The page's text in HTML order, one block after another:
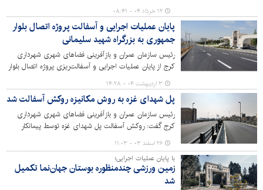
بافت‌های فرسوده شهری و محلات هدف خبر داد.
۱۲ خرداد ۰۴ - ۰۸:۴۱
پایان عملیات اجرایی و آسفالت پروژه اتصال بلوار
جمهوری به بزرگراه شهید سلیمانی
رئیس سازمان عمران و بازآفرینی فضاهای شهری شهرداری
کرج از پایان عملیات اجرایی و آسفالت‌ریزی پروژه اتصال بلوار
جمهوری اسلامی شمالی به بزرگراه شهید سلیمانی در راستای
کاهش بار ترافیکی بلوار مؤذن و دسترسی سریع و آسان به
بزرگراه شهید سلیمانی خبر داد.
۳ اردیبهشت ۰۴ - ۱۴:۲۸
پل شهدای غزه به روش مکانیزه روکش آسفالت شد
رئیس سازمان عمران و بازآفرینی فضاهای شهری شهرداری
کرج گفت: روکش آسفالت پل شهدای غزه توسط پیمانکار
مکانیزه سازمان عمران و بازآفرینی فضاهای شهری شهرداری
کرج در راستای تکمیل عملیات عمرانی احداث تقاطع
غیرهمسطح شهدای غزه، طبق برنامه‌ریزی و زمانبندی تعیین
شده، انجام شد.
۲۶ اسفند ۰۳ - ۱۱:۰۳
با پایان عملیات اجرایی؛
زمین ورزشی چندمنظوره بوستان جهان‌نما تکمیل
شد